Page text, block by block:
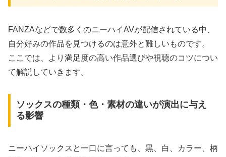
FANZAなどで数多くのニーハイAVが配信されている中、
自分好みの作品を見つけるのは意外と難しいものです。
ここでは、より満足度の高い作品選びや視聴のコツについ
て解説していきます。
ソックスの種類・色・素材の違いが演出に与え
る影響
ニーハイソックスと一口に言っても、黒、白、カラー、柄